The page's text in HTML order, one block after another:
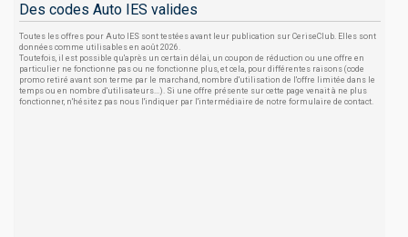
Des codes Auto IES valides
Toutes les offres pour Auto IES sont testées avant leur publication sur CeriseClub. Elles sont
données comme utilisables en août 2026.
Toutefois, il est possible qu'après un certain délai, un coupon de réduction ou une offre en
particulier ne fonctionne pas ou ne fonctionne plus, et cela, pour différentes raisons (code
promo retiré avant son terme par le marchand, nombre d'utilisation de l'offre limitée dans le
temps ou en nombre d'utilisateurs...). Si une offre présente sur cette page venait à ne plus
fonctionner, n'hésitez pas nous l'indiquer par l'intermédiaire de notre formulaire de contact.